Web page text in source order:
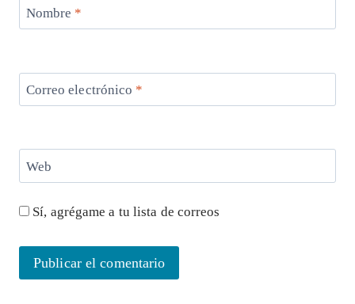
Nombre *
Correo electrónico *
Web
Sí, agrégame a tu lista de correos